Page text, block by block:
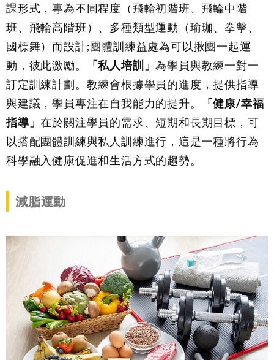
課形式，專為不同程度（飛輪初階班、飛輪中階
班、飛輪高階班）、多種類型運動（瑜珈、拳擊、
國標舞）而設計;團體訓練益處為可以揪團一起運
動，彼此激勵。
「私人培訓」為學員與教練一對一
訂定訓練計劃。教練會根據學員的進度，提供指導
與建議，學員專注在自我能力的提升。
「健康/幸福
指導」在於關注學員的需求、短期和長期目標，可
以搭配團體訓練與私人訓練進行，這是一種將行為
科學融入健康促進和生活方式的趨勢。
減脂運動